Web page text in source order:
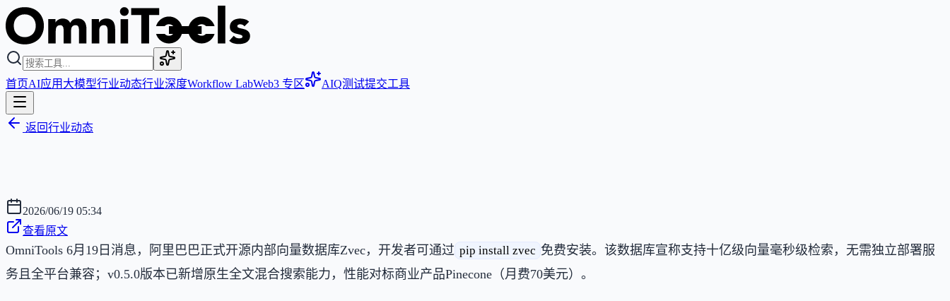
首页AI应用 大模型行业动态行业深度Workflow LabWeb3 专区 AIQ测试提交工具
返回行业动态
2026/06/19 05:34
查看原文
OmniTools 6月19日消息，阿里巴巴正式开源内部向量数据库Zvec，开发者可通过 pip install zvec 免费安装。该数据库宣称支持十亿级向量毫秒级检索，无需独立部署服
务且全平台兼容；v0.5.0版本已新增原生全文混合搜索能力，性能对标商业产品Pinecone（月费70美元）。